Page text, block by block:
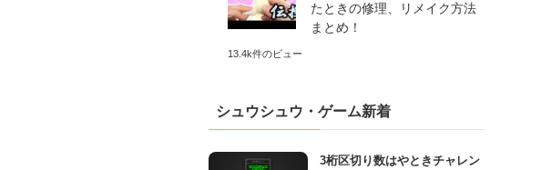
たときの修理、リメイク方法
まとめ！
13.4k件のビュー
シュウシュウ・ゲーム新着
3桁区切り数はやときチャレン